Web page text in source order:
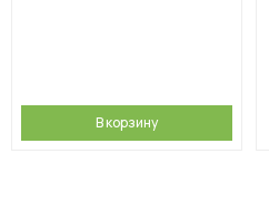
В корзину